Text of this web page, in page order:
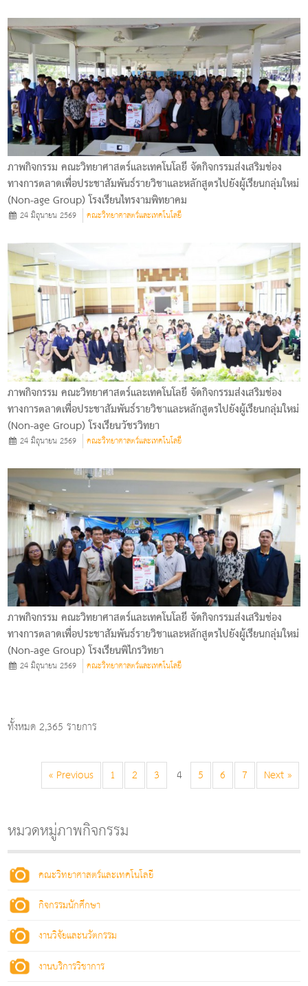
ภาพกิจกรรม คณะวิทยาศาสตร์และเทคโนโลยี จัดกิจกรรมส่งเสริมช่อง
ทางการตลาดเพื่อประชาสัมพันธ์รายวิชาและหลักสูตรไปยังผู้เรียนกลุ่มใหม่
(Non-age Group) โรงเรียนไทรงามพิทยาคม
24 มิถุนายน 2569 คณะวิทยาศาสตร์และเทคโนโลยี
ภาพกิจกรรม คณะวิทยาศาสตร์และเทคโนโลยี จัดกิจกรรมส่งเสริมช่อง
ทางการตลาดเพื่อประชาสัมพันธ์รายวิชาและหลักสูตรไปยังผู้เรียนกลุ่มใหม่
(Non-age Group) โรงเรียนวัชรวิทยา
24 มิถุนายน 2569 คณะวิทยาศาสตร์และเทคโนโลยี
ภาพกิจกรรม คณะวิทยาศาสตร์และเทคโนโลยี จัดกิจกรรมส่งเสริมช่อง
ทางการตลาดเพื่อประชาสัมพันธ์รายวิชาและหลักสูตรไปยังผู้เรียนกลุ่มใหม่
(Non-age Group) โรงเรียนพิไกรวิทยา
24 มิถุนายน 2569 คณะวิทยาศาสตร์และเทคโนโลยี
ทั้งหมด 2,365 รายการ
« Previous 1 2 3 4 5 6 7 Next »
หมวดหมู่ภาพกิจกรรม
คณะวิทยาศาสตร์และเทคโนโลยี
กิจกรรมนักศึกษา
งานวิจัยและนวัตกรรม
งานบริการวิชาการ